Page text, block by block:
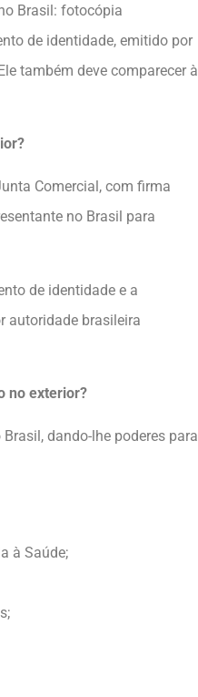
Brasil: fotocópia
de identidade, emitido por
também deve comparecer à
Comercial, com firma
no Brasil para
de identidade e a
autoridade brasileira
no exterior?
dando-lhe poderes para
à Saúde;